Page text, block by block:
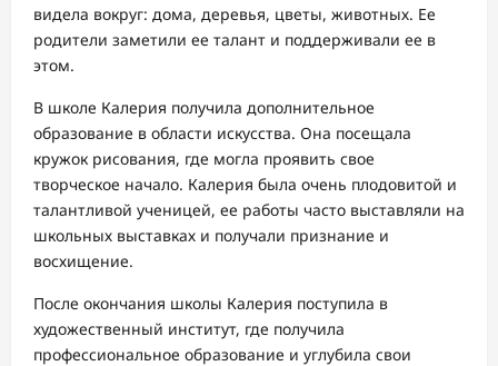
видела вокруг: дома, деревья, цветы, животных. Ее
родители заметили ее талант и поддерживали ее в
этом.
В школе Калерия получила дополнительное
образование в области искусства. Она посещала
кружок рисования, где могла проявить свое
творческое начало. Калерия была очень плодовитой и
талантливой ученицей, ее работы часто выставляли на
школьных выставках и получали признание и
восхищение.
После окончания школы Калерия поступила в
художественный институт, где получила
профессиональное образование и углубила свои